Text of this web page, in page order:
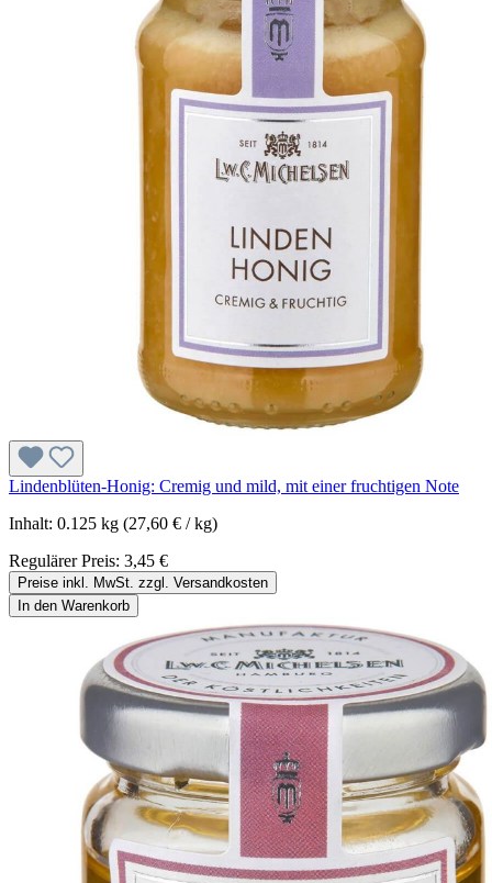
Lindenblüten-Honig: Cremig und mild, mit einer fruchtigen Note
Inhalt: 0.125 kg (27,60 € / kg)
Regulärer Preis: 3,45 €
Preise inkl. MwSt. zzgl. Versandkosten
In den Warenkorb